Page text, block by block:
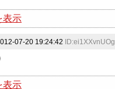
表示
07-20 19:24:42 ID:ei1XXvnUOg
表示